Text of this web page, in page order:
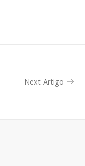
Next Artigo